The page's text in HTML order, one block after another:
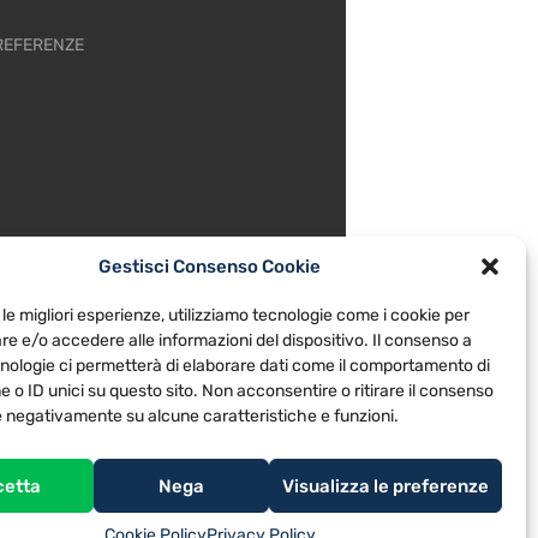
Gestisci Consenso Cookie
migliori esperienze, utilizziamo tecnologie come i cookie per
e/o accedere alle informazioni del dispositivo. Il consenso a
ci permetterà di elaborare dati come il comportamento di
o ID unici su questo sito. Non acconsentire o ritirare il consenso
negativamente su alcune caratteristiche e funzioni.
Nega Visualizza le preferenze